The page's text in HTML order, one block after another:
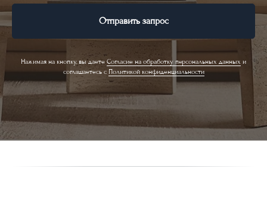
Отправить запрос
Нажимая на кнопку, вы даете Cогласие на обработку персональных данных и
соглашаетесь c Политикой конфиденциальности